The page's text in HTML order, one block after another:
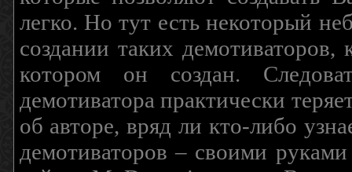
легко. Но тут есть некоторый
создании таких
котором он создан.
демотиватора практически
об авторе, вряд ли кто-либо
демотиваторов – своими